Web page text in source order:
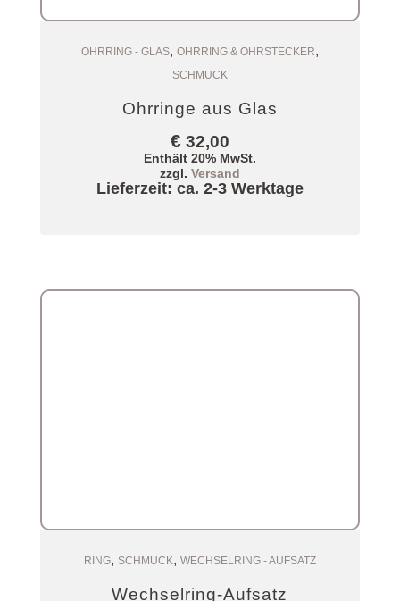
Zum Warenkorb
OHRRING - GLAS, OHRRING & OHRSTECKER,
SCHMUCK
Ohrringe aus Glas
€32,00
Enthält 20% MwSt.
zzgl. Versand
Lieferzeit: ca. 2-3 Werktage
Zum Warenkorb
RING, SCHMUCK, WECHSELRING - AUFSATZ
Wechselring-Aufsatz